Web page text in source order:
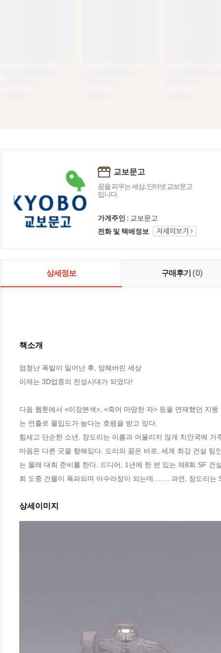
교보문고
꿈을 피우는 세상, 인터넷 교보문고
입니다.
가게주인 : 교보문고
전화 및 택배정보
상세정보 구매후기 (0)
책소개
엄청난 폭발이 일어난 후, 망해버린 세상
이제는 3D업종의 전성시대가 되었다!
다음 웹툰에서 <이장본색>, <죽어 마땅한 자> 등을 연재했던 지
는 연출로 몰입도가 높다는 호평을 받고 있다.
힘세고 단순한 소년, 장도리는 이름과 어울리지 않게 치안국에
마음은 다른 곳을 향해있다. 도리의 꿈은 바로, 세계 최강 건설
는 몰래 대회 준비를 한다. 드디어, 1년에 한 번 있는 제8회 SF
회 도중 건물이 폭파되며 아수라장이 되는데……. 과연, 장도리는
상세이미지